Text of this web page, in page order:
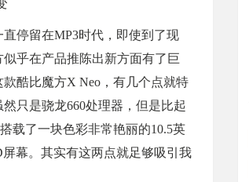
停留在MP3时代，即使到了现
乎在产品推陈出新方面有了巨
酷比魔方X Neo，有几个点就特
只是骁龙660处理器，但是比起
载了一块色彩非常艳丽的10.5英
幕。其实有这两点就足够吸引我